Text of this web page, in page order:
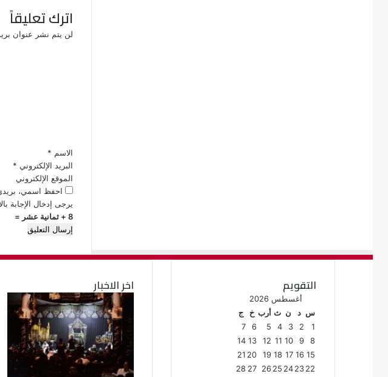
اترك تعليقاً
لن يتم نشر عنوان
الاسم *
البريد الإلكتروني *
الموقع الإلكتروني
احفظ اسمي، بريدي
يرجى إدخال الإجابة
8 + ثمانية عشر =
اخر الاخبار التقويم
أغسطس 2026
س د ن ث أرب خ
ج
1
2
3
4
5
6
7
8
9
10
11
12
13
14
15
16
17
18
19
20
21
22
23
24
25
26
27
28